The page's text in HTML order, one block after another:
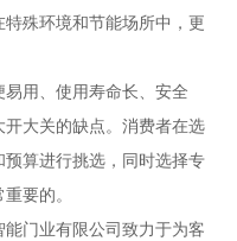
殊环境和节能场所中，更
用、使用寿命长、安全
大关的缺点。消费者在选
算进行挑选，同时选择专
要的。
门业有限公司致力于为客